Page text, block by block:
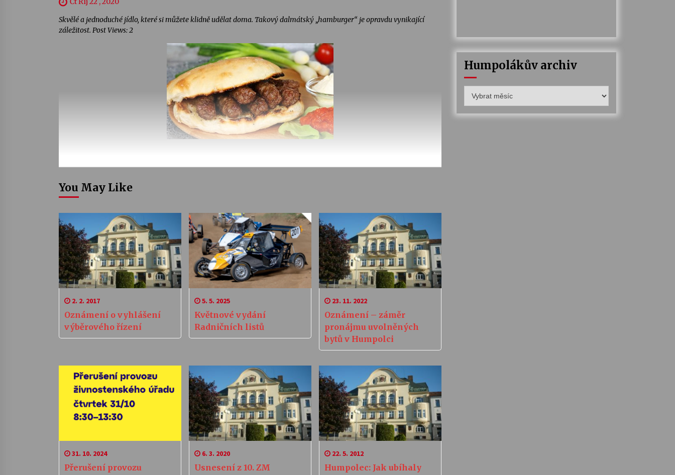
Skvělé a jednoduché jídlo, které si můžete klidně udělat doma. Takový dalmátský „hamburger“ je opravdu vynikající
záležitost. Post Views: 2
You May Like
2. 2. 2017
Oznámení o vyhlášení
výběrového řízení
5. 5. 2025
Květnové vydání
Radničních listů
23. 11. 2022
Oznámení – záměr
pronájmu uvolněných
bytů v Humpolci
31. 10. 2024
Přerušení provozu
6. 3. 2020
Usnesení z 10. ZM
22. 5. 2012
Humpolec: Jak ubíhaly
Humpolákův archiv
archiv